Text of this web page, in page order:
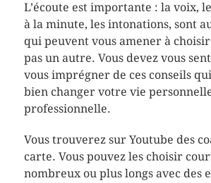
L’écoute est importante : la voix,
à la minute, les intonations, sont
qui peuvent vous amener à
pas un autre. Vous devez vous
vous imprégner de ces conseils
bien changer votre vie
professionnelle.
Vous trouverez sur Youtube des
carte. Vous pouvez les choisir
nombreux ou plus longs avec des